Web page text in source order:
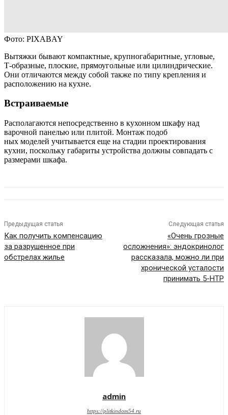
Фото: PIXABAY
Вытяжки бывают компактные, крупногабаритные, угловые,
Т-образные, плоские, прямоугольные или цилиндрические.
Они отличаются между собой также по типу крепления и
расположению на кухне.
Встраиваемые
Располагаются непосредственно в кухонном шкафу над
варочной панелью или плитой. Монтаж подоб
ных моделей учитывается еще на стадии проектирования
кухни, поскольку габариты устройства должны совпадать с
размерами шкафа.
Предыдущая статья
Как получить компенсацию
за разрушенное при
обстрелах жилье
Следующая статья
«Очень грозные
осложнения»: эндокринолог
рассказала, можно ли при
хронической усталости
принимать 5-НТР
admin
https://plitkindom54.ru